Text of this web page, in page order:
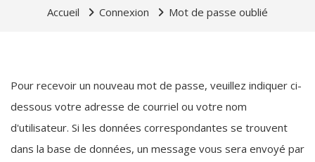
Accueil Connexion Mot de passe oublié
Pour recevoir un nouveau mot de passe, veuillez indiquer ci-
dessous votre adresse de courriel ou votre nom
d'utilisateur. Si les données correspondantes se trouvent
dans la base de données, un message vous sera envoyé par